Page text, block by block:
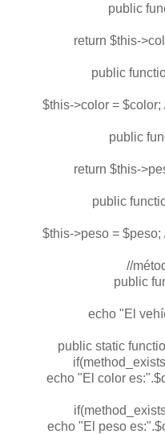
public
return $this-
public
$this->color =
public
return $this-
public
$this->peso =
//
public
echo "El
public static
echo "El color
echo "El peso